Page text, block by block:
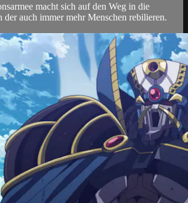
macht sich auf den Weg in die
der auch immer mehr Menschen rebilieren.